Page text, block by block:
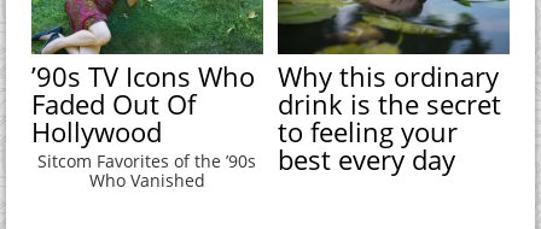
’90s TV Icons Who
Faded Out Of
Hollywood
Sitcom Favorites of the ’90s
Who Vanished
Why this ordinary
drink is the secret
to feeling your
best every day